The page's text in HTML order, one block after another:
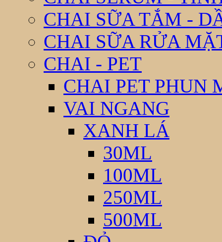
CHAI SỮA TẮM -
CHAI SỮA RỬA
CHAI - PET
CHAI PET PHUN
VAI NGANG
XANH LÁ
30ML
100ML
250ML
500ML